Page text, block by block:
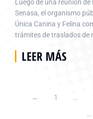
Luego de una reunión
Senasa, el organismo
Única Canina y Felina
trámites de traslados de
LEER MÁS
← 1 …
…